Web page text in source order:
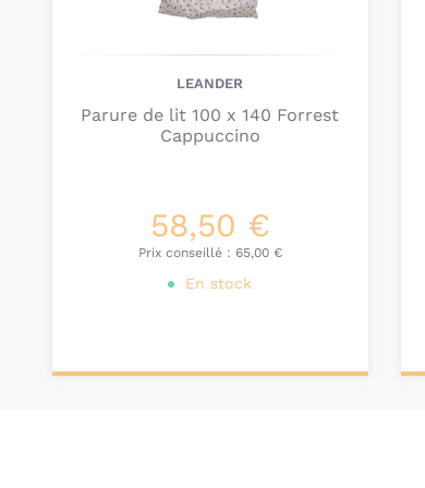
LEANDER
Parure de lit 100 x 140 Forrest
Cappuccino
58,50 €
Prix conseillé : 65,00 €
En stock